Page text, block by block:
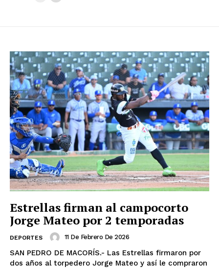
Estrellas firman al campocorto
Jorge Mateo por 2 temporadas
DEPORTES 11 De Febrero De 2026
SAN PEDRO DE MACORÍS.- Las Estrellas firmaron por
dos años al torpedero Jorge Mateo y así le compraron